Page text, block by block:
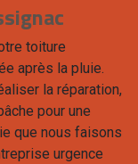
toiture
après la pluie.
la réparation,
pour une
que nous faisons
urgence